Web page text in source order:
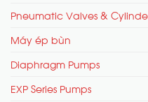
Pneumatic Valves &
Máy ép bùn
Diaphragm Pumps
EXP Series Pumps